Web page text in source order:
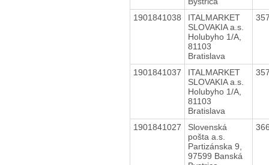
1901841038
ITALMARKET
SLOVAKIA a.s.
Holubyho 1/A,
81103
Bratislava
1901841037
ITALMARKET
SLOVAKIA a.s.
Holubyho 1/A,
81103
Bratislava
1901841027
Slovenská
pošta a.s.
Partizánska 9,
97599 Banská